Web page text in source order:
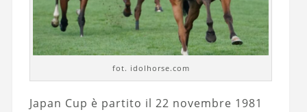
fot. idolhorse.com
Japan Cup è partito il 22 novembre 1981